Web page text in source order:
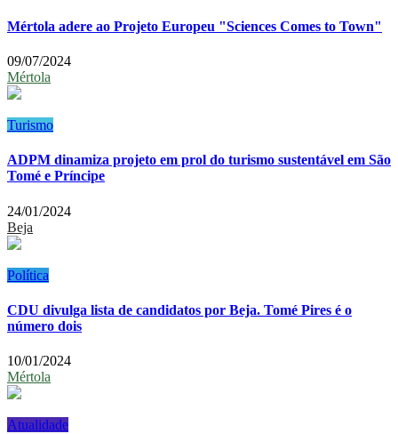
Mértola adere ao Projeto Europeu "Sciences Comes to Town"
09/07/2024
Mértola
Turismo
ADPM dinamiza projeto em prol do turismo sustentável em São
Tomé e Príncipe
24/01/2024
Beja
Política
CDU divulga lista de candidatos por Beja. Tomé Pires é o
número dois
10/01/2024
Mértola
Atualidade